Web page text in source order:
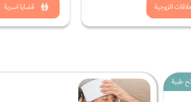
الزوجية
شاهد الان
قضايا اسرية
شاهد الان
طبية